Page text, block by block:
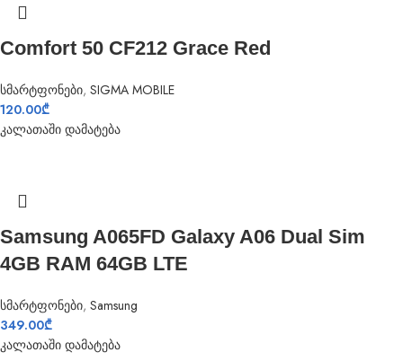
Comfort 50 CF212 Grace Red
სმარტფონები, SIGMA MOBILE
120.00₾
კალათაში დამატება
Samsung A065FD Galaxy A06 Dual Sim
4GB RAM 64GB LTE
სმარტფონები, Samsung
349.00₾
კალათაში დამატება